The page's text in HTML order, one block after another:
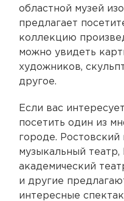
областной музей
предлагает
коллекцию
можно увидеть
художников,
другое.
Если вас
посетить один из
городе. Ростовский
музыкальный театр,
академический
и другие
интересные